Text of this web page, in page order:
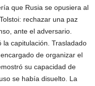
que Rusia se opusiera al
rechazar una paz
ante el adversario.
capitulación. Trasladado
de organizar el
su capacidad de
se había disuelto. La